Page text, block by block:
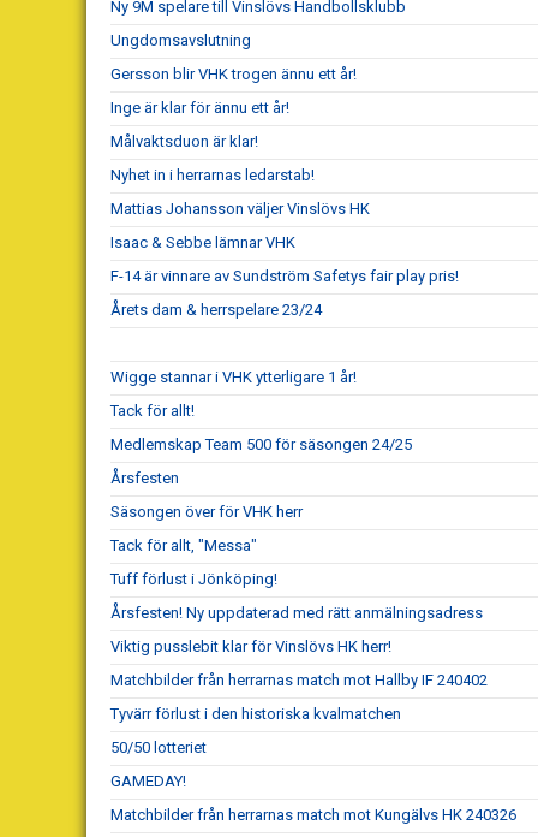
Ny 9M spelare till Vinslövs Handbollsklubb
Ungdomsavslutning
Gersson blir VHK trogen ännu ett år!
Inge är klar för ännu ett år!
Målvaktsduon är klar!
Nyhet in i herrarnas ledarstab!
Mattias Johansson väljer Vinslövs HK
Isaac & Sebbe lämnar VHK
F-14 är vinnare av Sundström Safetys fair play pris!
Årets dam & herrspelare 23/24
Wigge stannar i VHK ytterligare 1 år!
Tack för allt!
Medlemskap Team 500 för säsongen 24/25
Årsfesten
Säsongen över för VHK herr
Tack för allt, "Messa"
Tuff förlust i Jönköping!
Årsfesten! Ny uppdaterad med rätt anmälningsadress
Viktig pusslebit klar för Vinslövs HK herr!
Matchbilder från herrarnas match mot Hallby IF 240402
Tyvärr förlust i den historiska kvalmatchen
50/50 lotteriet
GAMEDAY!
Matchbilder från herrarnas match mot Kungälvs HK 240326